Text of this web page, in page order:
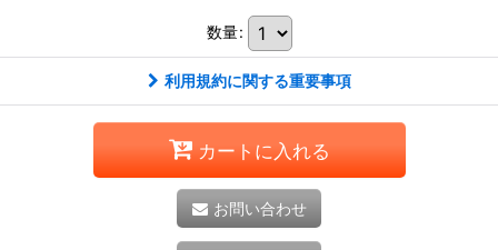
数量:
利用規約に関する重要事項
カートに入れる
お問い合わせ